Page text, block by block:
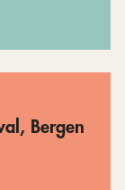
Bergen